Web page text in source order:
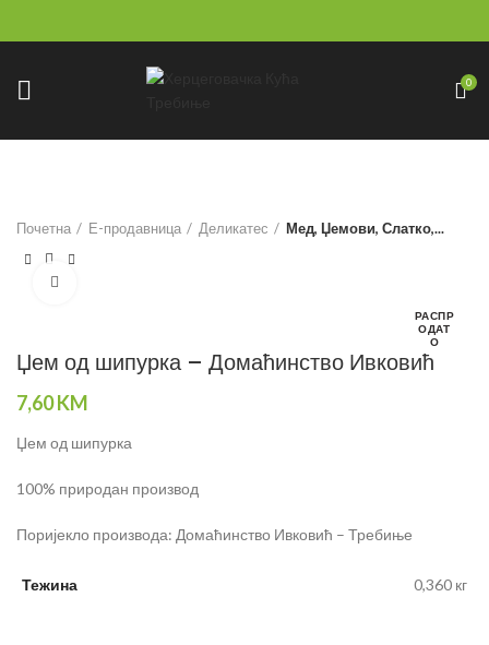
0
Почетна Е-продавница Деликатес Мед, Џемови, Слатко,...
РАСПР
ОДАТ
О
Џем од шипурка – Домаћинство Ивковић
7,60KM
Џем од шипурка
100% природан производ
Поријекло производа: Домаћинство Ивковић – Требиње
Тежина 0,360 кг